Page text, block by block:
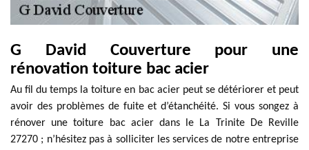
G David Couverture pour une
rénovation toiture bac acier
Au fil du temps la toiture en bac acier peut se détériorer et peut
avoir des problèmes de fuite et d’étanchéité. Si vous songez à
rénover une toiture bac acier dans le La Trinite De Reville
27270 ; n’hésitez pas à solliciter les services de notre entreprise